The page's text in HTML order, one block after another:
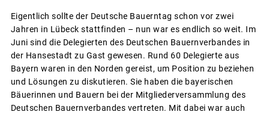
Eigentlich sollte der Deutsche Bauerntag schon vor zwei
Jahren in Lübeck stattfinden – nun war es endlich so weit. Im
Juni sind die Delegierten des Deutschen Bauernverbandes in
der Hansestadt zu Gast gewesen. Rund 60 Delegierte aus
Bayern waren in den Norden gereist, um Position zu beziehen
und Lösungen zu diskutieren. Sie haben die bayerischen
Bäuerinnen und Bauern bei der Mitgliederversammlung des
Deutschen Bauernverbandes vertreten. Mit dabei war auch